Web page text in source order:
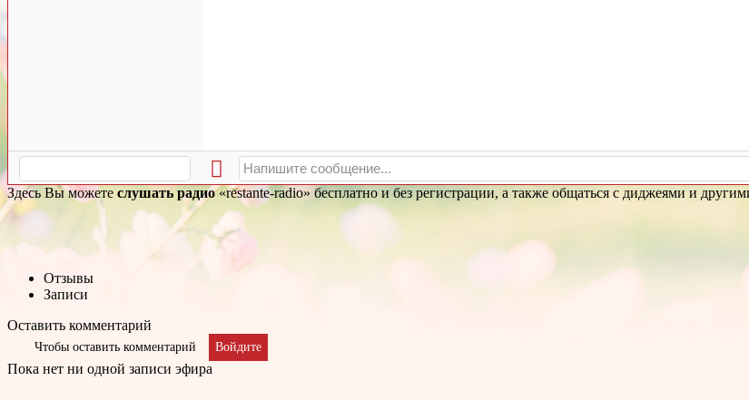
Здесь Вы можете слушать радио«restante-radio» бесплатно и без регистрации, а также общаться с диджеями и
Отзывы
Записи
Оставить комментарий
Чтобы оставить комментарий Войдите
Пока нет ни одной записи эфира